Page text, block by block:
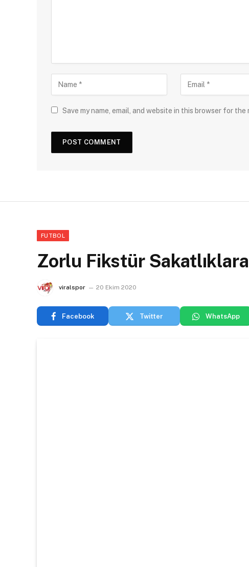
Save my name, email, and website in this browser for
FUTBOL
Zorlu Fikstür Sakatlıklara
viralspor 20 Ekim 2020
Facebook Twitter WhatsApp